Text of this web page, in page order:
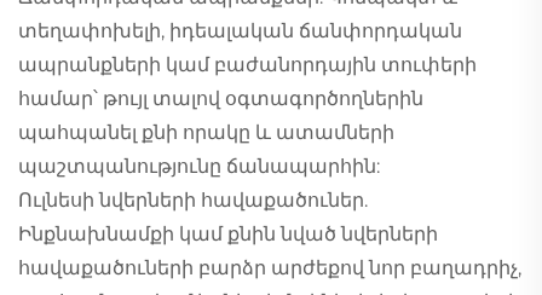
տեղափոխելի, իդեալական ճանփորդական
ապրանքների կամ բաժանորդային տուփերի
համար՝ թույլ տալով օգտագործողներին
պահպանել քնի որակը և ատամների
պաշտպանությունը ճանապարհին:
Ուլնեսի նվերների հավաքածուներ.
Ինքնախնամքի կամ քնին նված նվերների
հավաքածուների բարձր արժեքով նոր բաղադրիչ,